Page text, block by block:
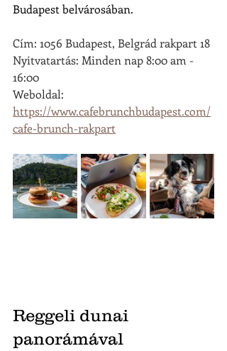
Budapest belvárosában.
Cím: 1056 Budapest, Belgrád rakpart 18
Nyitvatartás: Minden nap 8:00 am -
16:00
Weboldal:
https://www.cafebrunchbudapest.com/
cafe-brunch-rakpart
Reggeli dunai
panorámával